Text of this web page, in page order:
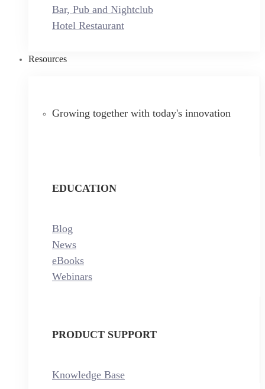
Bar, Pub and Nightclub
Hotel Restaurant
Resources
Growing together with today's innovation
EDUCATION
Blog
News
eBooks
Webinars
PRODUCT SUPPORT
Knowledge Base